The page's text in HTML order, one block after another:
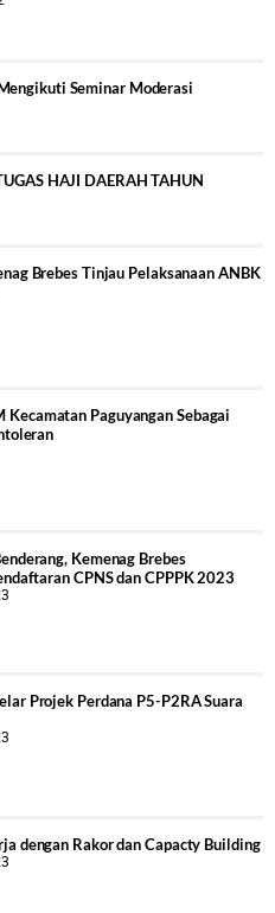
Seminar Moderasi
HAJI DAERAH TAHUN
Brebes Tinjau Pelaksanaan ANBK
Kecamatan Paguyangan Sebagai
Kemenag Brebes
CPNS dan CPPPK 2023
Projek Perdana P5-P2RA Suara
dengan Rakor dan Capacty Building